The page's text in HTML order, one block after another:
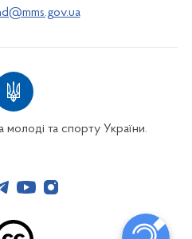
молоді та спорту України.